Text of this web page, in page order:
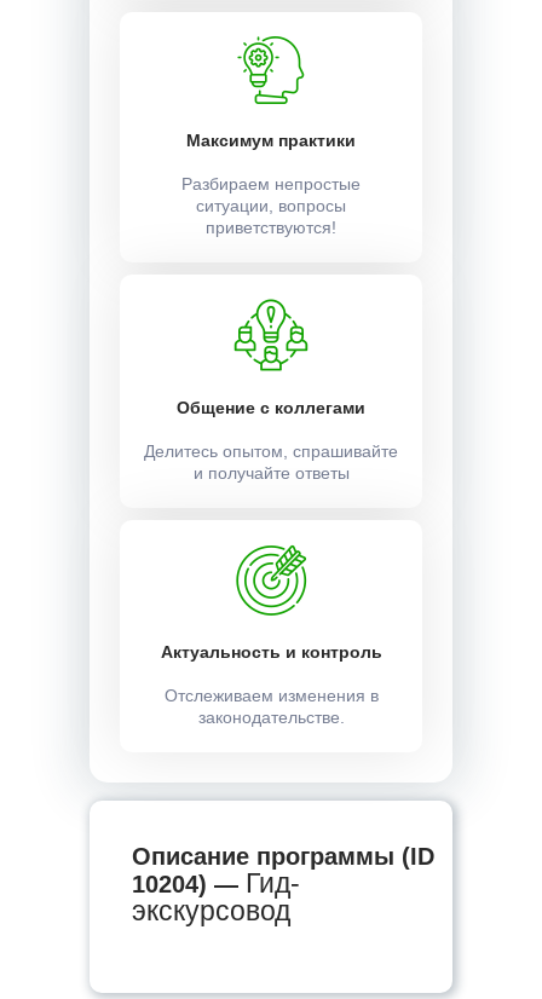
Максимум практики
Разбираем непростые
ситуации, вопросы
приветствуются!
Общение с коллегами
Делитесь опытом, спрашивайте
и получайте ответы
Актуальность и контроль
Отслеживаем изменения в
законодательстве.
Описание программы (ID
10204) — Гид-
экскурсовод